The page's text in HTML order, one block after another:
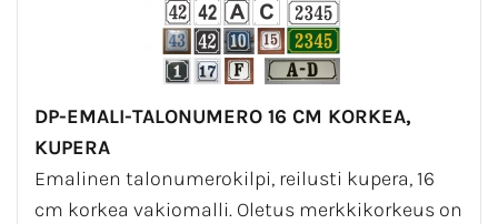
DP-EMALI-TALONUMERO 16 CM KORKEA,
KUPERA
Emalinen talonumerokilpi, reilusti kupera, 16
cm korkea vakiomalli. Oletus merkkikorkeus on